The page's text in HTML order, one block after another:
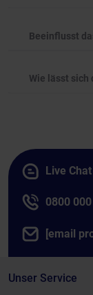
Beeinflusst
Wie lässt sich
Live
0800
[email
Unser Service